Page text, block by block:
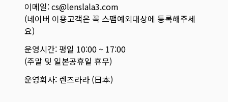
이메일: cs@lenslala3.com
(네이버 이용고객은 꼭 스팸예외대상에 등록해주세
요)
운영시간: 평일 10:00 ~ 17:00
(주말 및 일본공휴일 휴무)
운영회사: 렌즈라라 (日本)